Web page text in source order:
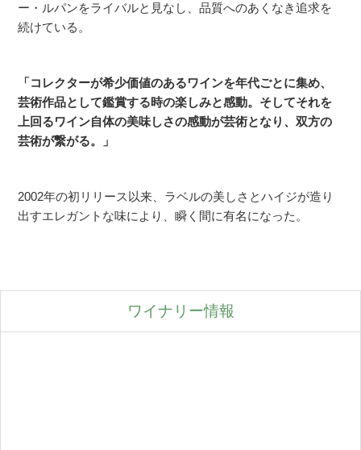
ー・ルパンをライバルと見なし、品質へのあくなき追求を
続けている。
「コレクターが希少価値のあるワインを年代ごとに集め、
芸術作品として鑑賞する時の楽しみと感動。そしてそれを
上回るワイン自体の美味しさの感動が芸術となり、双方の
芸術が繋がる。」
2002年の初リリース以来、ラベルの美しさとハイジが造り
出すエレガントな味により、瞬く間に有名になった。
ワイナリー情報